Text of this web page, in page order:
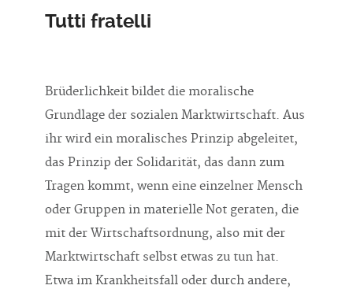
Tutti fratelli
Brüderlichkeit bildet die moralische
Grundlage der sozialen Marktwirtschaft. Aus
ihr wird ein moralisches Prinzip abgeleitet,
das Prinzip der Solidarität, das dann zum
Tragen kommt, wenn eine einzelner Mensch
oder Gruppen in materielle Not geraten, die
mit der Wirtschaftsordnung, also mit der
Marktwirtschaft selbst etwas zu tun hat.
Etwa im Krankheitsfall oder durch andere,